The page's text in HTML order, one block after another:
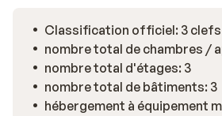
Classification officiel: 3 clefs
nombre total de chambres /
nombre total d'étages: 3
nombre total de bâtiments: 3
hébergement à équipement